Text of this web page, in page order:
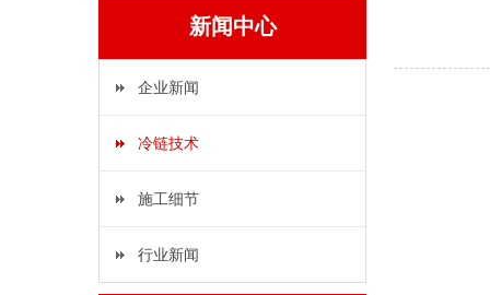
新闻中心
企业新闻
冷链技术
施工细节
行业新闻